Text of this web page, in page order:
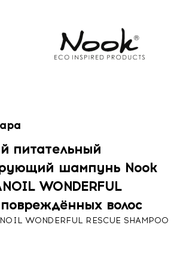
питательный
шампунь Nook
WONDERFUL
повреждённых волос
WONDERFUL RESCUE SHAMPOO
интенсивно-питательный
для восстановления сильно